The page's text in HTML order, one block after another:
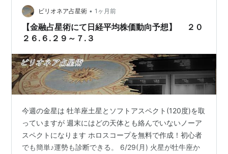
ビリオネア占星術 • 1ヶ月前
【金融占星術にて日経平均株価動向予想】 ２０
２６.６.２９～７.３
今週の金星は 牡羊座土星とソフトアスペクト(120度)を取
っていますが 週末にはどの天体とも絡んでいないノーア
スペクトになります ホロスコープを無料で作成！初心者
でも簡単♪運勢も診断できる。 6/29(月) 火星が牡牛座か